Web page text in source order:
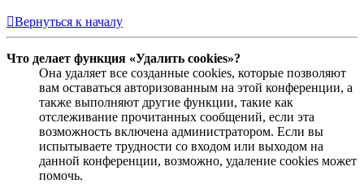
Вернуться к началу
Что делает функция «Удалить cookies»?
Она удаляет все созданные cookies, которые позволяют
вам оставаться авторизованным на этой конференции, а
также выполняют другие функции, такие как
отслеживание прочитанных сообщений, если эта
возможность включена администратором. Если вы
испытываете трудности со входом или выходом на
данной конференции, возможно, удаление cookies может
помочь.